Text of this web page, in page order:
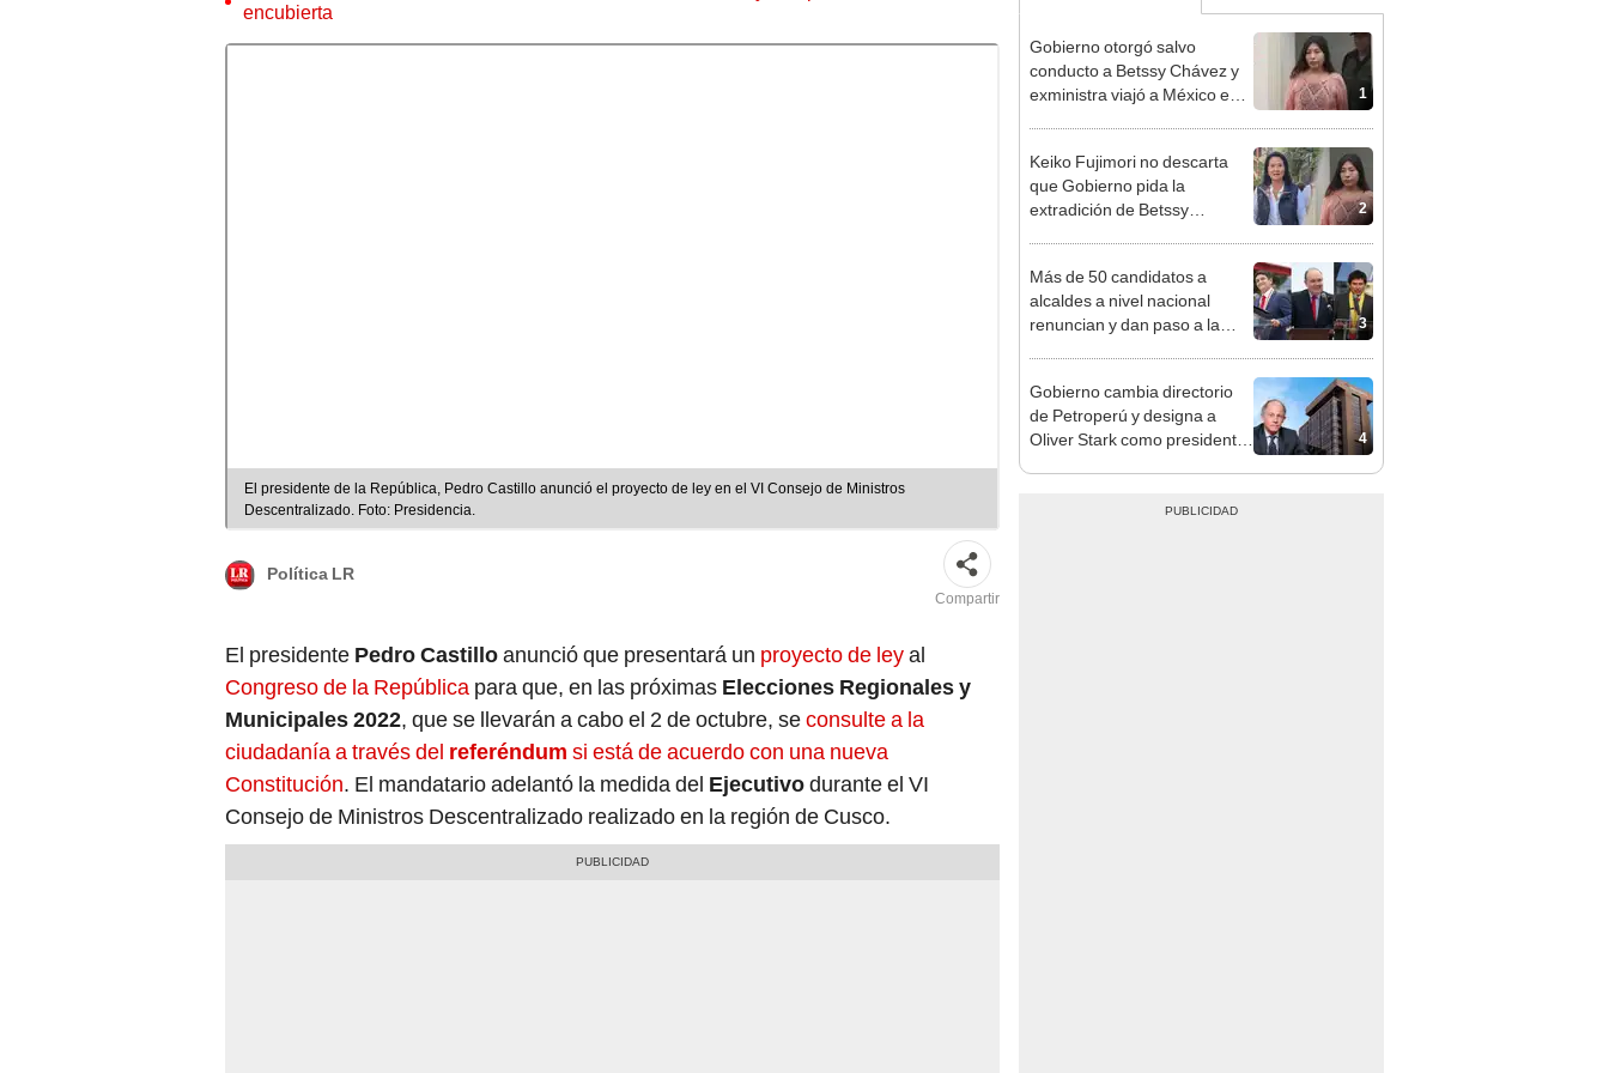
encubierta
El presidente de la República, Pedro Castillo anunció el proyecto de ley en el VI Consejo de Ministros
Descentralizado. Foto: Presidencia.
Política LR
Compartir
El presidente Pedro Castilloanunció que presentará un proyecto de leyal
Congreso de la República para que, en las próximas Elecciones Regionales y
Municipales 2022, que se llevarán a cabo el 2 de octubre, seconsulte a la
ciudadanía a través del referéndum si está de acuerdo con una nueva
Constitución. El mandatario adelantó la medida del Ejecutivodurante el VI
Consejo de Ministros Descentralizado realizado en la región de Cusco.
1
Gobierno otorgó salvo
conducto a Betssy Chávez y
exministra viajó a México en
2
Keiko Fujimori no descarta
que Gobierno pida la
extradición de Betssy
3
Más de 50 candidatos a
alcaldes a nivel nacional
renuncian y dan paso a la
4
Gobierno cambia directorio
de Petroperú y designa a
Oliver Stark como presidente